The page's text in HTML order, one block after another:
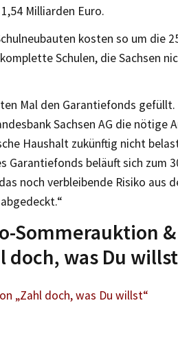
Milliarden Euro.
kosten so um die
Schulen, die Sachsen
Mal den Garantiefonds
Sachsen AG die nötige
Haushalt zukünftig nicht
Garantiefonds beläuft sich zum
noch verbleibende Risiko aus
Sommerauktion &
doch, was Du
„Zahl doch, was Du willst“